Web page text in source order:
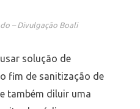
– Divulgação Boali
solução de
fim de sanitização de
também diluir uma